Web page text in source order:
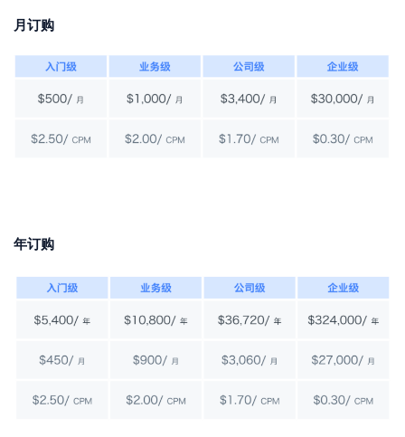
月订购
年订购